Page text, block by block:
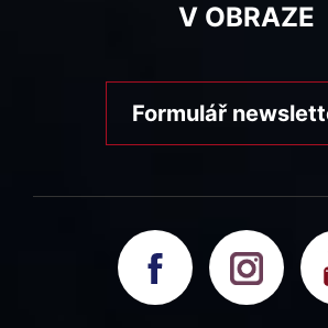
V OBRAZE
Formulář